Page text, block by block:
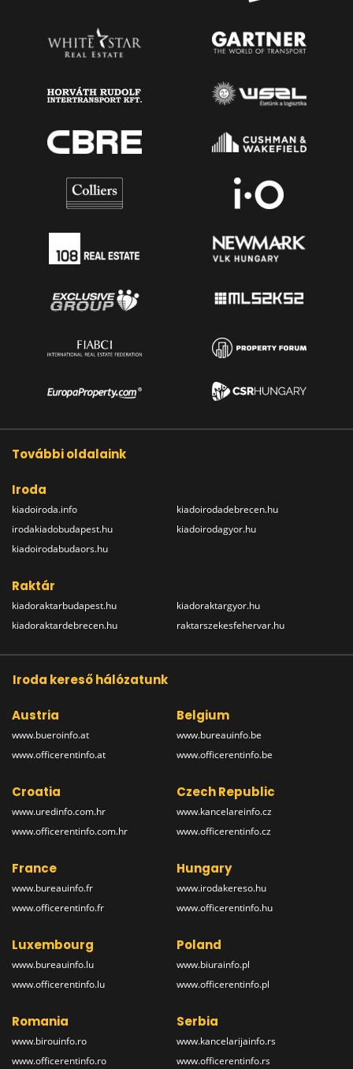
További oldalaink
Iroda
kiadoiroda.info
irodakiadobudapest.hu
kiadoirodabudaors.hu
kiadoirodadebrecen.hu
kiadoirodagyor.hu
Raktár
kiadoraktarbudapest.hu
kiadoraktardebrecen.hu
kiadoraktargyor.hu
raktarszekesfehervar.hu
Iroda kereső hálózatunk
Austria
www.bueroinfo.at
www.officerentinfo.at
Belgium
www.bureauinfo.be
www.officerentinfo.be
Croatia
www.uredinfo.com.hr
www.officerentinfo.com.hr
Czech Republic
www.kancelareinfo.cz
www.officerentinfo.cz
France
www.bureauinfo.fr
www.officerentinfo.fr
Hungary
www.irodakereso.hu
www.officerentinfo.hu
Luxembourg
www.bureauinfo.lu
www.officerentinfo.lu
Poland
www.biurainfo.pl
www.officerentinfo.pl
Romania
www.birouinfo.ro
www.officerentinfo.ro
Serbia
www.kancelarijainfo.rs
www.officerentinfo.rs